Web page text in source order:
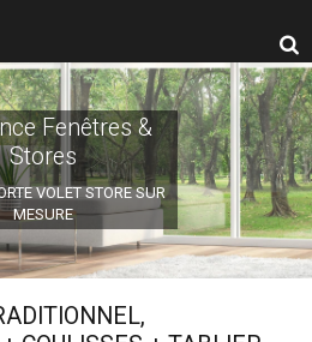
Fenêtres &
Stores
VOLET STORE SUR
MESURE